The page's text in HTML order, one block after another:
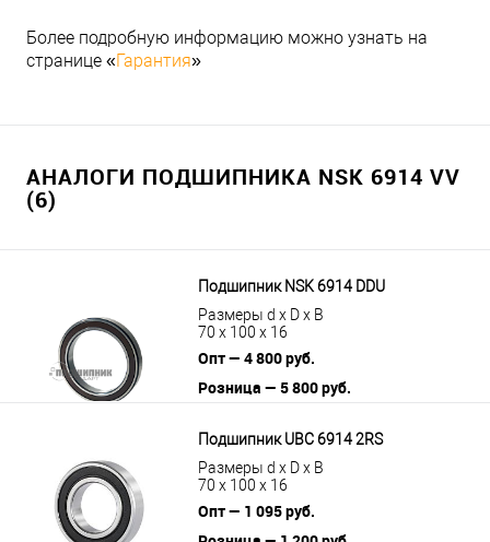
Более подробную информацию можно узнать на
странице «Гарантия»
АНАЛОГИ ПОДШИПНИКА NSK 6914 VV
(6)
Подшипник NSK 6914 DDU
Размеры d x D x B
70 x 100 x 16
Опт — 4 800 руб.
Розница — 5 800 руб.
Подшипник UBC 6914 2RS
Размеры d x D x B
70 x 100 x 16
Опт — 1 095 руб.